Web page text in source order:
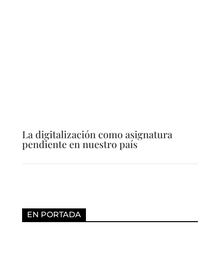
La digitalización como asignatura
pendiente en nuestro país
EN PORTADA